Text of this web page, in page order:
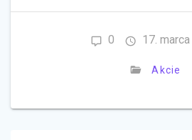
0 17.
Akcie